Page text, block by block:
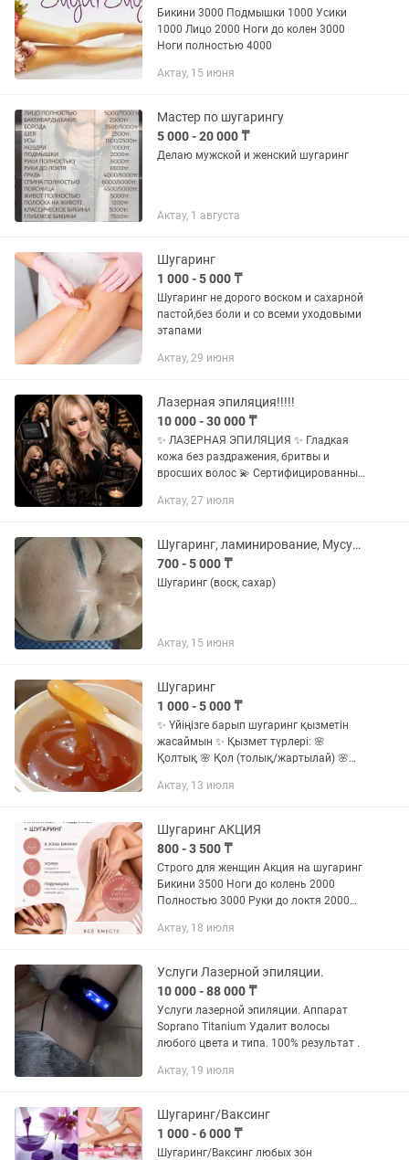
Бикини 3000 Подмышки 1000 Усики
1000 Лицо 2000 Ноги до колен 3000
Ноги полностью 4000
Актау, 15 июня
Мастер по шугарингу
5 000 - 20 000 ₸
Делаю мужской и женский шугаринг
Актау, 1 августа
Шугаринг
1 000 - 5 000 ₸
Шугаринг не дорого воском и сахарной
пастой,без боли и со всеми уходовыми
этапами
Актау, 29 июня
Лазерная эпиляция!!!!!
10 000 - 30 000 ₸
✨ ЛАЗЕРНАЯ ЭПИЛЯЦИЯ ✨ Гладкая
кожа без раздражения, бритвы и
вросших волос 💫 Сертифицированный
качественно и с заботой о вашей коже
Актау, 27 июля
Шугаринг, ламинирование, Мусульманская коррекция бровей. Есть выезд на дом
700 - 5 000 ₸
Шугаринг (воск, сахар)
Актау, 15 июня
Шугаринг
1 000 - 5 000 ₸
✨ Үйіңізге барып шугаринг қызметін
жасаймын ✨ Қызмет түрлері: 🌸
Қолтық 🌸 Қол (толық/жартылай) 🌸
классика 🌸 Терең бикини 🌸 Бет
Актау, 13 июля
Шугаринг АКЦИЯ
800 - 3 500 ₸
Строго для женщин Акция на шугаринг
Бикини 3500 Ноги до колень 2000
Полностью 3000 Руки до локтя 2000
1000 Лицо 2000
Актау, 18 июля
Услуги Лазерной эпиляции.
10 000 - 88 000 ₸
Услуги лазерной эпиляции. Аппарат
Soprano Titanium Удалит волосы
любого цвета и типа. 100% результат .
Актау, 19 июля
Шугаринг/Ваксинг
1 000 - 6 000 ₸
Шугаринг/Ваксинг любых зон